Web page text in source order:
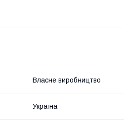
Власне виробництво
Україна